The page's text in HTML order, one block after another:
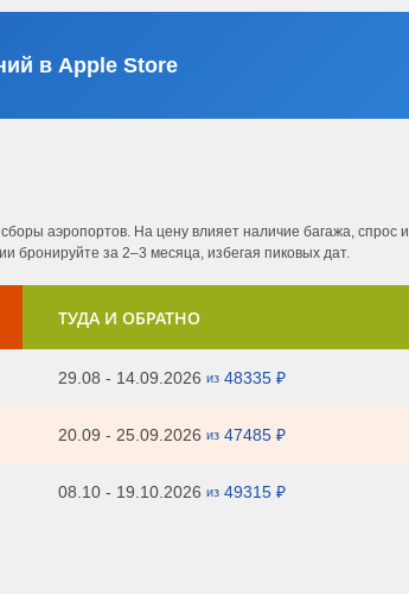
в Apple Store
аэропортов. На цену влияет наличие багажа, спрос и
бронируйте за 2–3 месяца, избегая пиковых дат.
ТУДА И ОБРАТНО
29.08 - 14.09.2026 из 48335 ₽
20.09 - 25.09.2026 из 47485 ₽
08.10 - 19.10.2026 из 49315 ₽